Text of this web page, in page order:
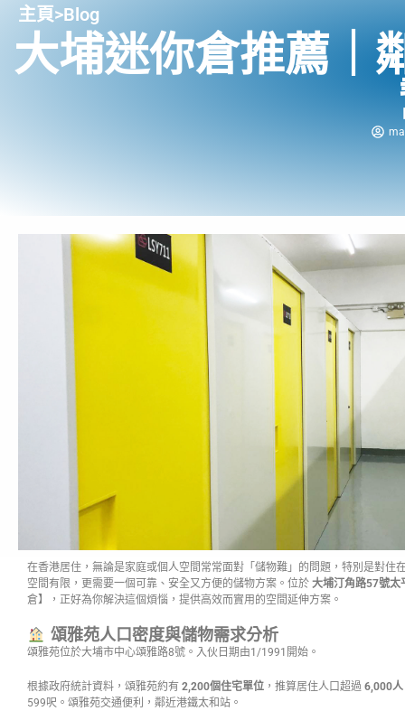
主頁>Blog
大埔迷你倉推薦｜
在香港居住，無論是家庭或個人空間常常面對「儲物難」的問題，特別是對住
空間有限，更需要一個可靠、安全又方便的儲物方案。位於 大埔汀角路57號太
倉】，正好為你解決這個煩惱，提供高效而實用的空間延伸方案。
頌雅苑人口密度與儲物需求分析
頌雅苑位於大埔市中心頌雅路8號。入伙日期由1/1991開始。
根據政府統計資料，頌雅苑約有 2,200個住宅單位 ，推算居住人口超過 6,000人
599呎。頌雅苑交通便利，鄰近港鐵太和站。